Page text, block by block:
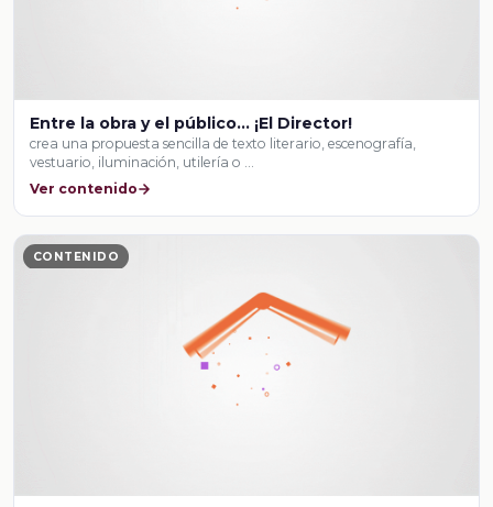
Entre la obra y el público… ¡El Director!
crea una propuesta sencilla de texto literario, escenografía,
vestuario, iluminación, utilería o …
Ver contenido
CONTENIDO